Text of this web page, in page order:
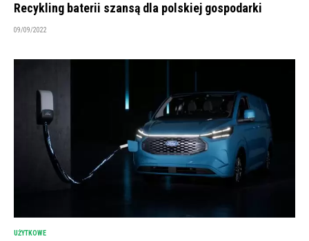
Recykling baterii szansą dla polskiej gospodarki
09/09/2022
UŻYTKOWE